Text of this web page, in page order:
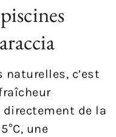
c’est
directement de la
une